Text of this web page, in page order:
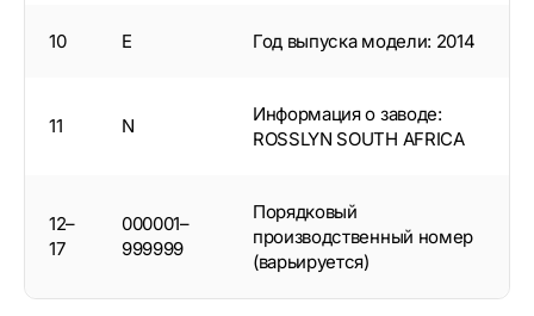
10 E Год выпуска модели: 2014
11 N
Информация о заводе:
ROSSLYN SOUTH AFRICA
12–
17
000001–
999999
Порядковый
производственный номер
(варьируется)